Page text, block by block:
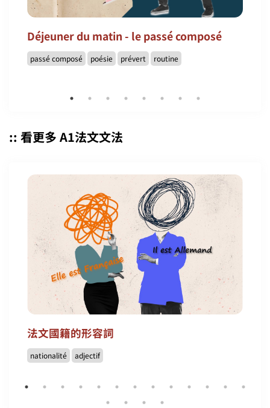
Déjeuner du matin - le passé composé
passé composé poésie prévert routine
:: 看更多 A1法文文法
法文國籍的形容詞
nationalité adjectif